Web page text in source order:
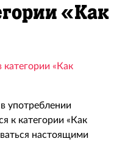
«Как
«Как
употреблении
к категории «Как
настоящими